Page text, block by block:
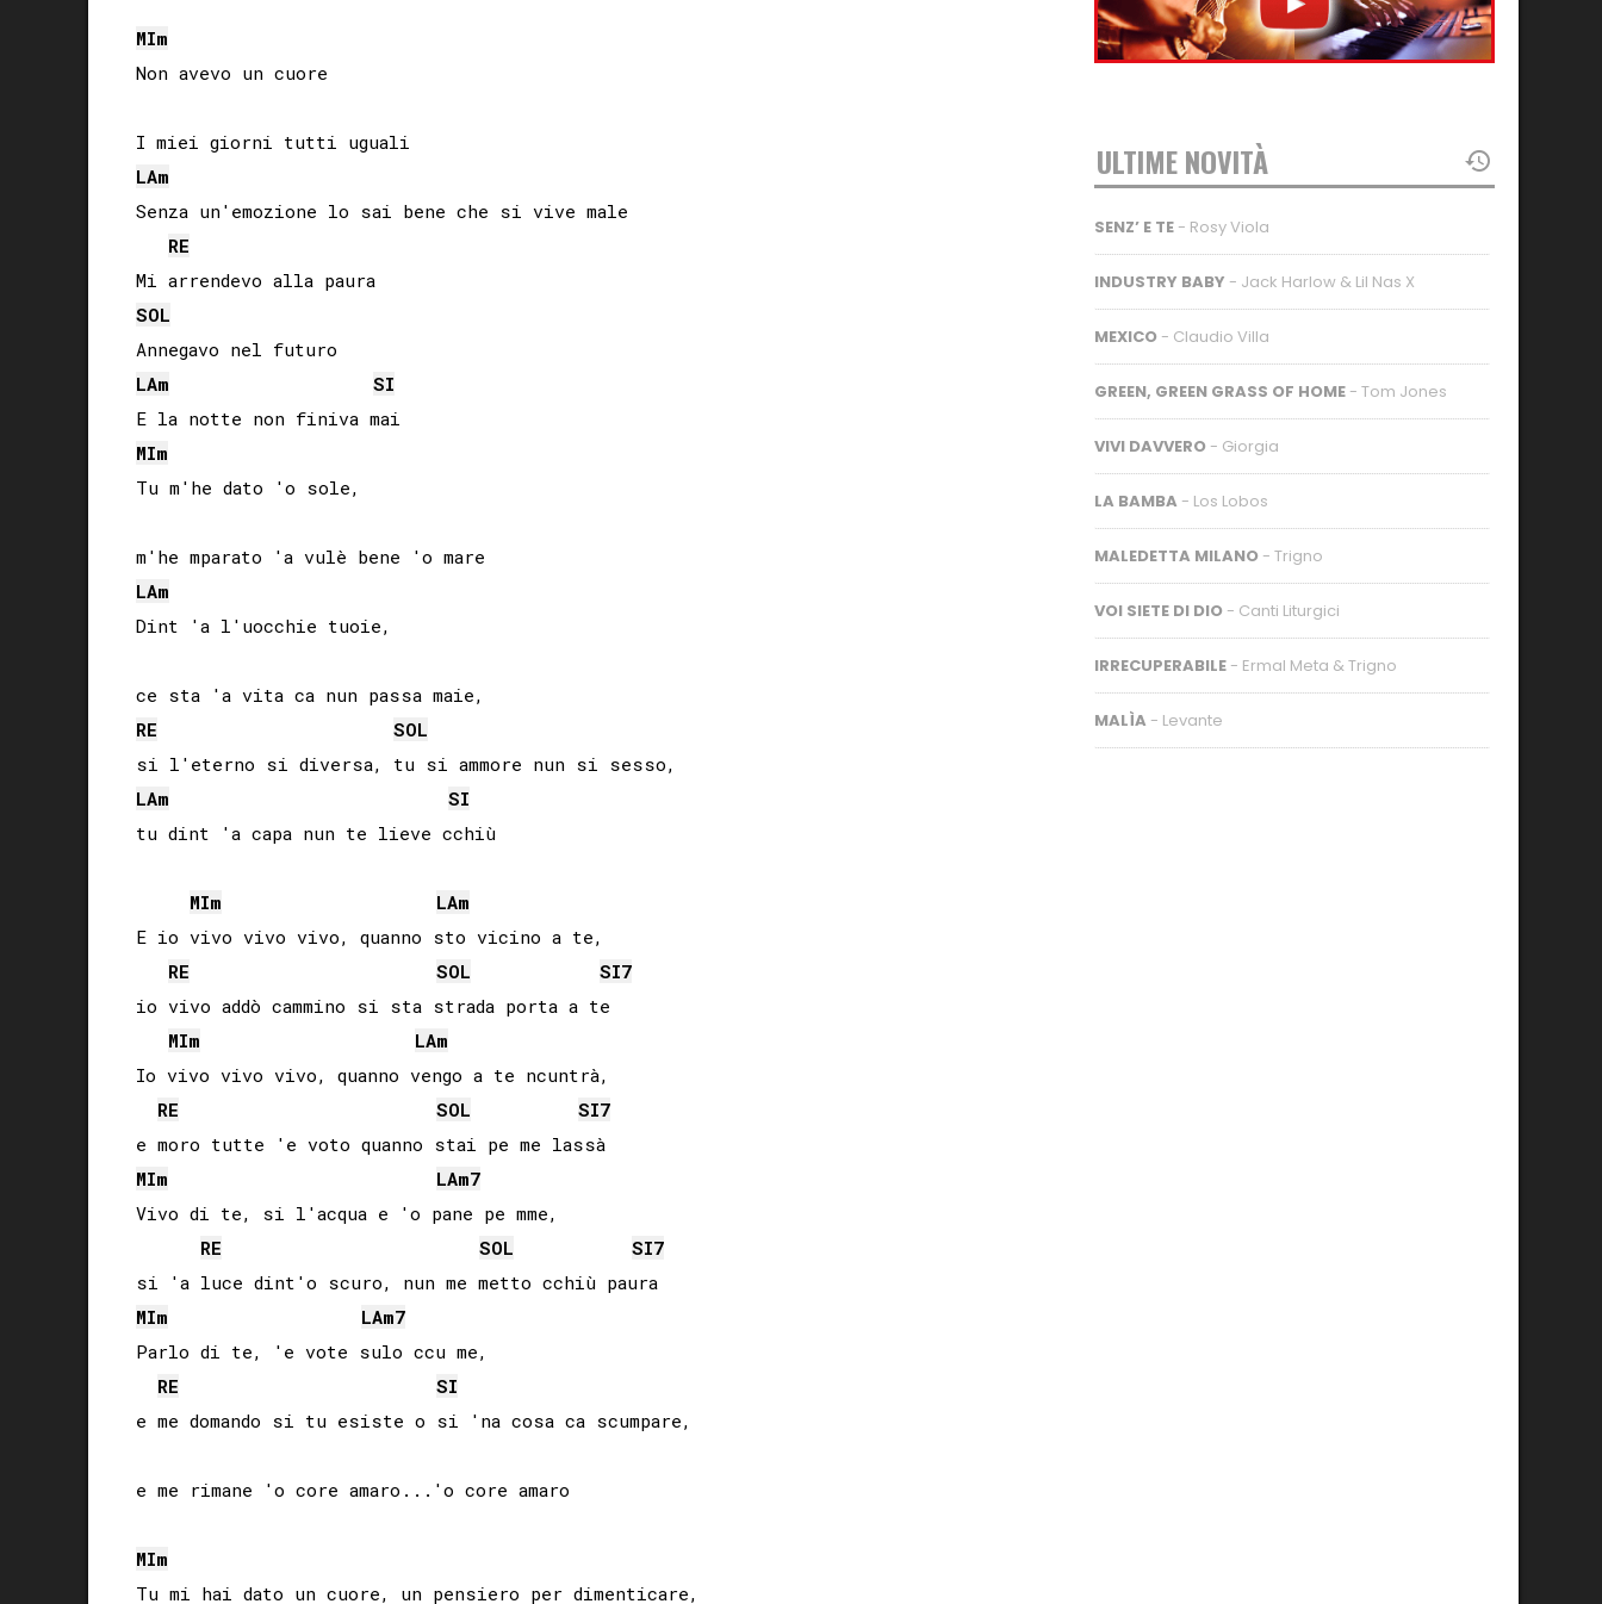
MIm
Non avevo un cuore
LAm
Senza un'emozione lo sai bene che si vive male
RE
SOL
LAm
SI
MIm
Tu m'he dato 'o sole,
LAm
Dint 'a l'uocchie tuoie,
RE
SOL
LAm
SI
tu dint 'a capa nun te lieve cchiù
MIm LAm
E io vivo vivo vivo, quanno sto vicino a te,
RE
SOL SI7
io vivo addò cammino si sta strada porta a te
MIm LAm
Io vivo vivo vivo, quanno vengo a te ncuntrà,
RE
SOL SI7
MIm LAm7
Vivo di te, si l'acqua e 'o pane pe mme,
RE
SOL SI7
MIm LAm7
Parlo di te, 'e vote sulo ccu me,
RE
SI
e me domando si tu esiste o si 'na cosa ca scumpare,
e me rimane 'o core amaro...'o core amaro
MIm
ULTIME NOVITÀ
SENZ’ E TE - Rosy Viola
INDUSTRY BABY - Jack Harlow & Lil Nas X
MEXICO - Claudio Villa
GREEN, GREEN GRASS OF HOME - Tom Jones
VIVI DAVVERO - Giorgia
LA BAMBA - Los Lobos
MALEDETTA MILANO - Trigno
VOI SIETE DI DIO - Canti Liturgici
IRRECUPERABILE - Ermal Meta & Trigno
MALÌA - Levante